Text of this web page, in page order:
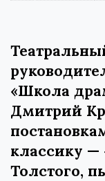
«Школа
Дмитрий
классику —
Толстого,